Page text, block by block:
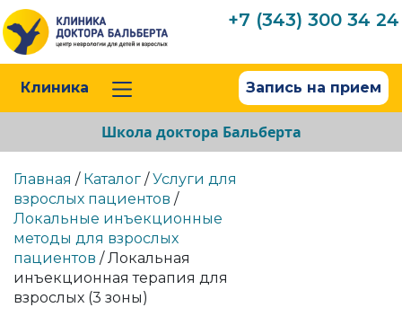
+7 (343) 300 34 24
Клиника Запись на прием
Школа доктора Бальберта
Главная / Каталог / Услуги для
взрослых пациентов /
Локальные инъекционные
методы для взрослых
пациентов / Локальная
инъекционная терапия для
взрослых (3 зоны)